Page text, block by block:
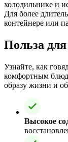
холодильнике и
Для более
контейнере или
Польза
Узнайте, как
комфортным
образу жизни и
Высокое